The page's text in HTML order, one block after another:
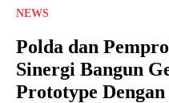
NEWS
Polda dan
Sinergi Bangun
Prototype